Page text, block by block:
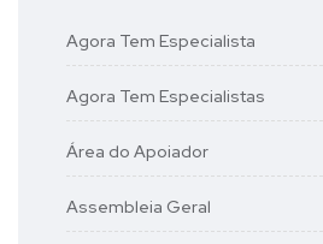
Agora Tem Especialista
Agora Tem Especialistas
Área do Apoiador
Assembleia Geral